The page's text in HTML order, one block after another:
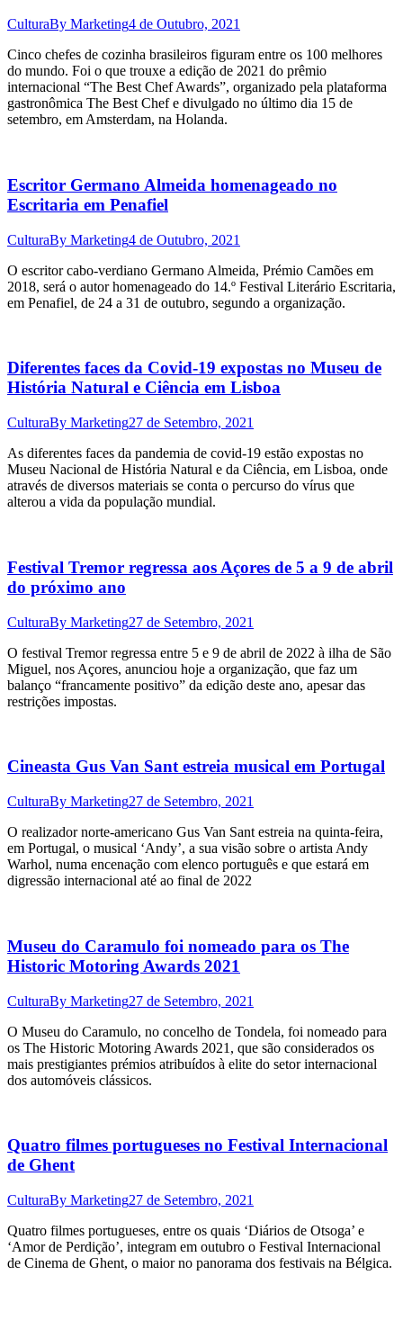
CulturaBy Marketing4 de Outubro, 2021
Cinco chefes de cozinha brasileiros figuram entre os 100 melhores
do mundo. Foi o que trouxe a edição de 2021 do prêmio
internacional “The Best Chef Awards”, organizado pela plataforma
gastronômica The Best Chef e divulgado no último dia 15 de
setembro, em Amsterdam, na Holanda.
Escritor Germano Almeida homenageado no
Escritaria em Penafiel
CulturaBy Marketing4 de Outubro, 2021
O escritor cabo-verdiano Germano Almeida, Prémio Camões em
2018, será o autor homenageado do 14.º Festival Literário Escritaria,
em Penafiel, de 24 a 31 de outubro, segundo a organização.
Diferentes faces da Covid-19 expostas no Museu de
História Natural e Ciência em Lisboa
CulturaBy Marketing27 de Setembro, 2021
As diferentes faces da pandemia de covid-19 estão expostas no
Museu Nacional de História Natural e da Ciência, em Lisboa, onde
através de diversos materiais se conta o percurso do vírus que
alterou a vida da população mundial.
Festival Tremor regressa aos Açores de 5 a 9 de abril
do próximo ano
CulturaBy Marketing27 de Setembro, 2021
O festival Tremor regressa entre 5 e 9 de abril de 2022 à ilha de São
Miguel, nos Açores, anunciou hoje a organização, que faz um
balanço “francamente positivo” da edição deste ano, apesar das
restrições impostas.
Cineasta Gus Van Sant estreia musical em Portugal
CulturaBy Marketing27 de Setembro, 2021
O realizador norte-americano Gus Van Sant estreia na quinta-feira,
em Portugal, o musical ‘Andy’, a sua visão sobre o artista Andy
Warhol, numa encenação com elenco português e que estará em
digressão internacional até ao final de 2022
Museu do Caramulo foi nomeado para os The
Historic Motoring Awards 2021
CulturaBy Marketing27 de Setembro, 2021
O Museu do Caramulo, no concelho de Tondela, foi nomeado para
os The Historic Motoring Awards 2021, que são considerados os
mais prestigiantes prémios atribuídos à elite do setor internacional
dos automóveis clássicos.
Quatro filmes portugueses no Festival Internacional
de Ghent
CulturaBy Marketing27 de Setembro, 2021
Quatro filmes portugueses, entre os quais ‘Diários de Otsoga’ e
‘Amor de Perdição’, integram em outubro o Festival Internacional
de Cinema de Ghent, o maior no panorama dos festivais na Bélgica.